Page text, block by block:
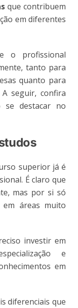
que contribuem
em diferentes
o profissional
tanto para
quanto para
seguir, confira
se destacar no
superior já é
É claro que
mas por si só
em áreas muito
investir em
e
em
diferenciais que